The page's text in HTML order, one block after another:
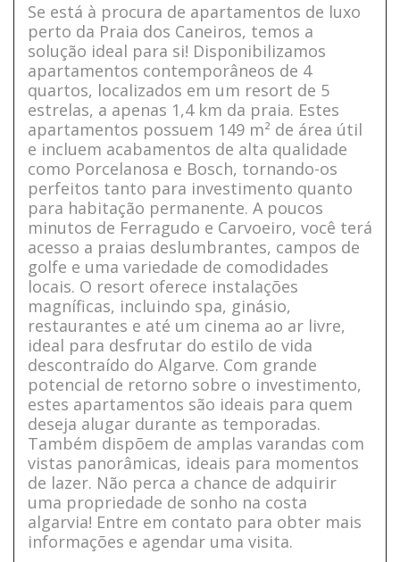
Se está à procura de apartamentos de luxo
perto da Praia dos Caneiros, temos a
solução ideal para si! Disponibilizamos
apartamentos contemporâneos de 4
quartos, localizados em um resort de 5
estrelas, a apenas 1,4 km da praia. Estes
apartamentos possuem 149 m² de área útil
e incluem acabamentos de alta qualidade
como Porcelanosa e Bosch, tornando-os
perfeitos tanto para investimento quanto
para habitação permanente. A poucos
minutos de Ferragudo e Carvoeiro, você terá
acesso a praias deslumbrantes, campos de
golfe e uma variedade de comodidades
locais. O resort oferece instalações
magníficas, incluindo spa, ginásio,
restaurantes e até um cinema ao ar livre,
ideal para desfrutar do estilo de vida
descontraído do Algarve. Com grande
potencial de retorno sobre o investimento,
estes apartamentos são ideais para quem
deseja alugar durante as temporadas.
Também dispõem de amplas varandas com
vistas panorâmicas, ideais para momentos
de lazer. Não perca a chance de adquirir
uma propriedade de sonho na costa
algarvia! Entre em contato para obter mais
informações e agendar uma visita.